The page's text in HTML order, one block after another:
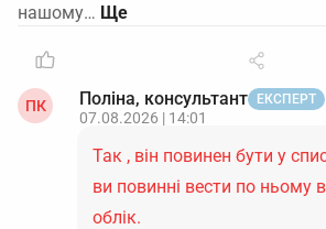
нашому…
ПК Поліна, консультант ЕКСПЕРТ
07.08.2026 | 14:01
Так , він повинен бути у
ви повинні вести по ньому
облік.